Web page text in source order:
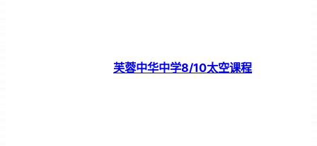
芙蓉中华中学8/10太空课程